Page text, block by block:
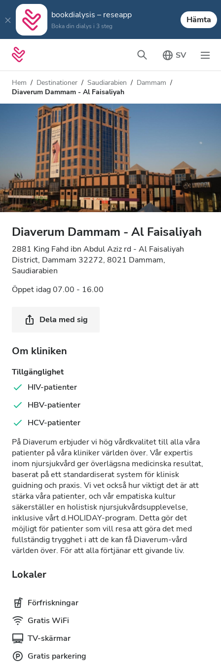
bookdialysis – reseapp
Boka din dialys i 3 steg
Hämta
SV
Hem Destinationer Saudiarabien
Dammam
Diaverum Dammam - Al Faisaliyah
Diaverum Dammam - Al Faisaliyah
2881 King Fahd ibn Abdul Aziz rd - Al Faisaliyah
District, Dammam 32272, 8021 Dammam,
Saudiarabien
Öppet idag 07.00 - 16.00
Dela med sig
Om kliniken
Tillgänglighet
HIV-patienter
HBV-patienter
HCV-patienter
På Diaverum erbjuder vi hög vårdkvalitet till alla våra
patienter på våra kliniker världen över. Vår expertis
inom njursjukvård ger överlägsna medicinska resultat,
baserat på ett standardiserat system för klinisk
guidning och praxis. Vi vet också hur viktigt det är att
stärka våra patienter, och vår empatiska kultur
säkerställer en holistisk njursjukvårdsupplevelse,
inklusive vårt d.HOLIDAY-program. Detta gör det
möjligt för patienter som vill resa att göra det med
fullständig trygghet i att de kan få Diaverum-vård
världen över. För att alla förtjänar ett givande liv.
Lokaler
Förfriskningar
Gratis WiFi
TV-skärmar
Gratis parkering